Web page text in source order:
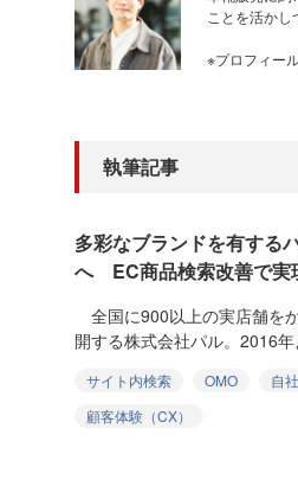
ことを活か
※プロフィー
執筆記事
多彩なブランドを有する
へ EC商品検索改善で実
全国に900以上の実店舗を
開する株式会社パル。2016
サイト内検索 OMO 自
顧客体験（CX）